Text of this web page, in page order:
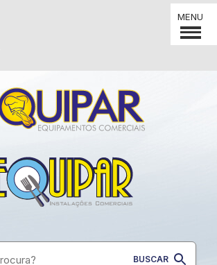
MENU
Padaria
Restaurantes
Lanchonetes
Açougues